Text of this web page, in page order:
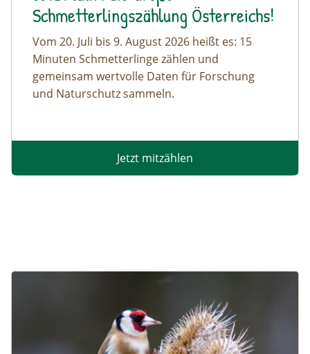
Schmetterlingszählung Österreichs!
Vom 20. Juli bis 9. August 2026 heißt es: 15
Minuten Schmetterlinge zählen und
gemeinsam wertvolle Daten für Forschung
und Naturschutz sammeln.
Jetzt mitzählen